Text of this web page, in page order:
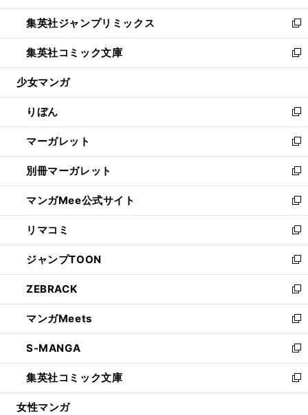
開
く
ウ
で
開
く
ン
ド
ウ
で
開
ウ
ィ
ン
ド
ウ
開
く
し
い
ウ
ィ
ン
ウ
で
開
く
集英社ジャンプリミックス
新
し
い
ウ
ン
ド
ウ
で
開
く
集英社コミック文庫
新
し
ウ
ィ
ン
ド
ウ
で
開
く
少女マンガ
りぼん
新
し
い
ウ
ィ
ン
ド
ウ
で
開
く
マーガレット
新
し
い
ウ
ィ
ン
ド
ウ
で
開
く
別冊マーガレット
新
し
い
ウ
ィ
ン
ド
ウ
で
開
く
マンガMee公式サイト
新
し
い
ウ
ィ
ン
ド
ウ
で
開
く
リマコミ
新
し
い
ウ
ィ
ン
ド
ウ
で
開
く
ジャンプTOON
新
し
い
ウ
ィ
ン
ド
ウ
で
開
ZEBRACK
新
し
い
ウ
ィ
ン
ド
ウ
マンガMeets
新
し
い
ウ
ィ
ン
S-MANGA
新
し
い
ウ
集英社コミック文庫
新
し
女性マンガ